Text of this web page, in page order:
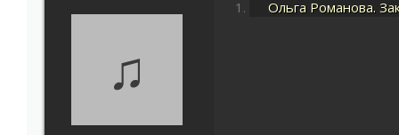
♫
Ольга Романова.